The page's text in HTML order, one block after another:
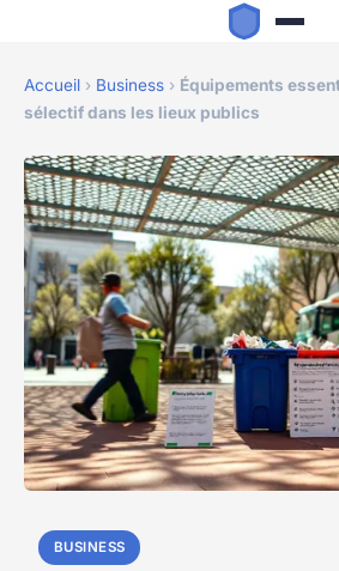
Accueil › Business › Équipements
sélectif dans les lieux publics
BUSINESS